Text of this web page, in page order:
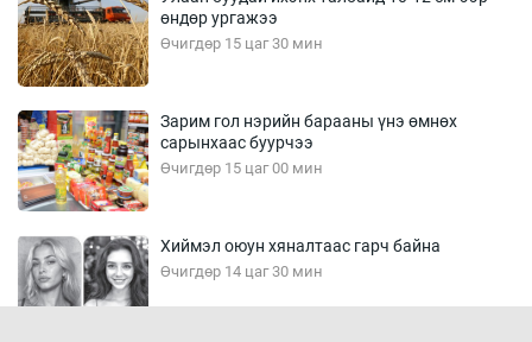
өндөр ургажээ
Өчигдөр 15 цаг 30 мин
Зарим гол нэрийн барааны үнэ өмнөх
сарынхаас буурчээ
Өчигдөр 15 цаг 00 мин
Хиймэл оюун хяналтаас гарч байна
Өчигдөр 14 цаг 30 мин